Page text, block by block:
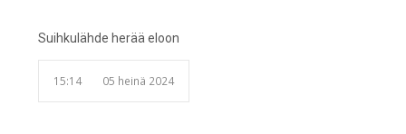
Suihkulähde herää eloon
15:14 05 heinä 2024